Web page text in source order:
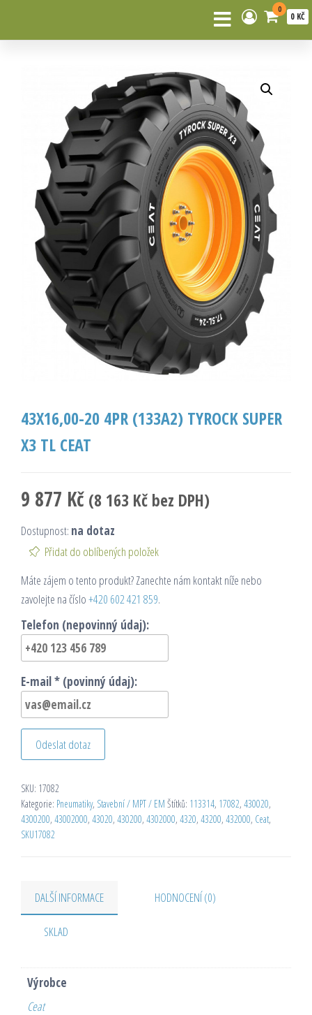
0
0 KČ
43X16,00-20 4PR (133A2) TYROCK SUPER
X3 TL CEAT
9 877 Kč (8 163 Kč bez DPH)
Dostupnost: na dotaz
Přidat do oblíbených položek
Máte zájem o tento produkt? Zanechte nám kontakt níže nebo
zavolejte na číslo+420 602 421 859.
Telefon (nepovinný údaj):
E-mail * (povinný údaj):
Odeslat dotaz
SKU: 17082
Kategorie: Pneumatiky, Stavební / MPT / EM Štítků: 113314, 17082, 430020,
4300200, 43002000, 43020, 430200, 4302000, 4320, 43200, 432000, Ceat,
SKU17082
DALŠÍ INFORMACE HODNOCENÍ (0)
SKLAD
Výrobce
Ceat